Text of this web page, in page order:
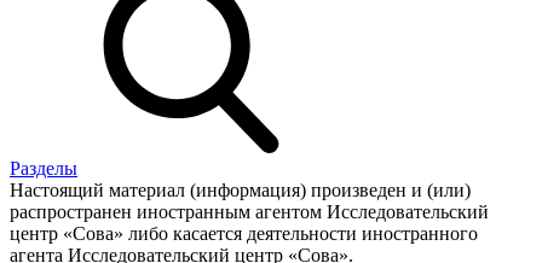
Разделы
Настоящий материал (информация) произведен и (или)
распространен иностранным агентом Исследовательский
центр «Сова» либо касается деятельности иностранного
агента Исследовательский центр «Сова».